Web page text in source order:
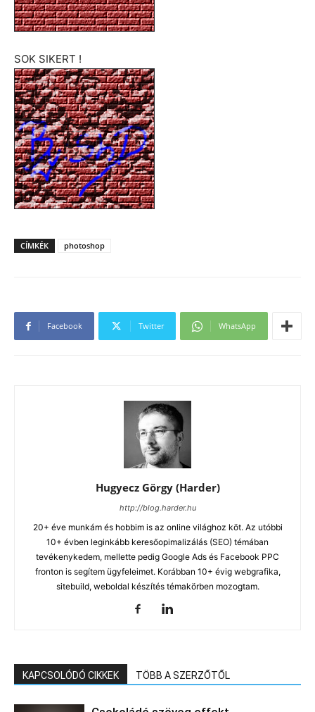
SOK SIKERT !
CÍMKÉK photoshop
Facebook Twitter WhatsApp
Hugyecz Görgy (Harder)
http://blog.harder.hu
20+ éve munkám és hobbim is az online világhoz köt. Az utóbbi
10+ évben leginkább keresőopimalizálás (SEO) témában
tevékenykedem, mellette pedig Google Ads és Facebook PPC
fronton is segítem ügyfeleimet. Korábban 10+ évig webgrafika,
sitebuild, weboldal készítés témakörben mozogtam.
KAPCSOLÓDÓ CIKKEK TÖBB A SZERZŐTŐL